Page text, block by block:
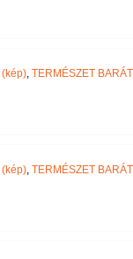
(kép), TERMÉSZET
(kép), TERMÉSZET